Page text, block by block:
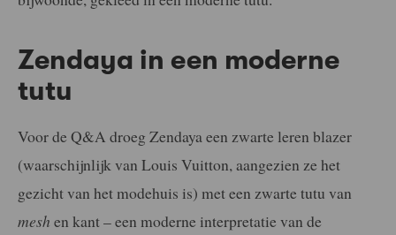
Zendaya in een moderne
tutu
Voor de Q&A droeg Zendaya een zwarte leren blazer
(waarschijnlijk van Louis Vuitton, aangezien ze het
gezicht van het modehuis is) met een zwarte tutu van
mesh en kant – een moderne interpretatie van de